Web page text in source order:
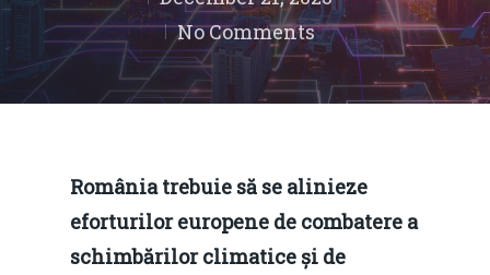
No Comments
România trebuie să se alinieze
eforturilor europene de combatere a
schimbărilor climatice și de